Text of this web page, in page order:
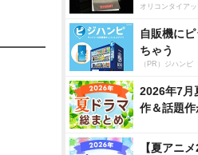
オリコンタイア
自販機に
ちゃう
（PR）ジハンピ
2026年7月
作＆話題作
【夏アニ